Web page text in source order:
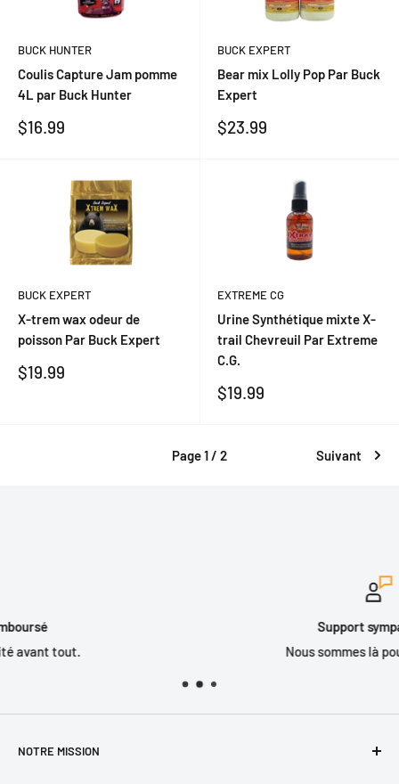
BUCK HUNTER
Coulis Capture Jam pomme
4L par Buck Hunter
Prix
$16.99
BUCK EXPERT
Bear mix Lolly Pop Par Buck
Expert
Prix
$23.99
BUCK EXPERT
X-trem wax odeur de
poisson Par Buck Expert
Prix
$19.99
EXTREME CG
Urine Synthétique mixte X-
trail Chevreuil Par Extreme
C.G.
Prix
$19.99
Page 1 / 2 Suivant
Nous sommes là pour vous aider.
NOTRE MISSION